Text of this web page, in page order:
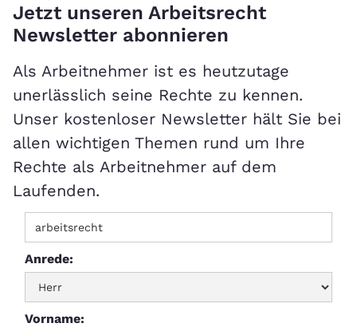
Jetzt unseren Arbeitsrecht
Newsletter abonnieren
Als Arbeitnehmer ist es heutzutage
unerlässlich seine Rechte zu kennen.
Unser kostenloser Newsletter hält Sie bei
allen wichtigen Themen rund um Ihre
Rechte als Arbeitnehmer auf dem
Laufenden.
Anrede:
Vorname: